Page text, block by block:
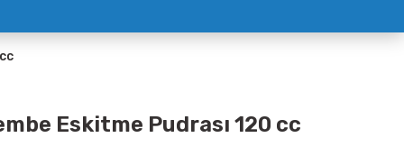
Eskitme Pudrası 120 cc